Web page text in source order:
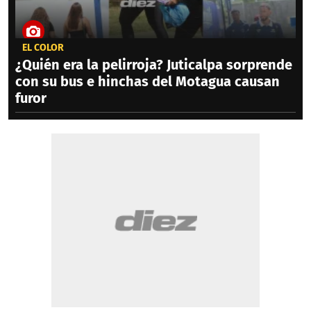
EL COLOR
¿Quién era la pelirroja? Juticalpa sorprende
con su bus e hinchas del Motagua causan
furor